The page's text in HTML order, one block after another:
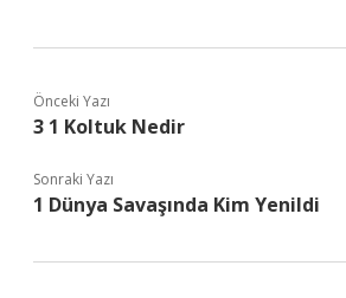
Önceki Yazı
3 1 Koltuk Nedir
Sonraki Yazı
1 Dünya Savaşında Kim Yenildi